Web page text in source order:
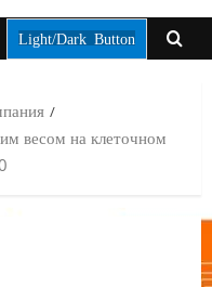
Light/Dark Button
весом на клеточном